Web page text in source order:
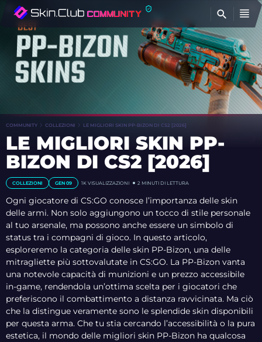
COMMUNITY COLLEZIONI LE MIGLIORI SKIN PP-BIZON DI CS2 [2026]
LE MIGLIORI SKIN PP-
BIZON DI CS2 [2026]
COLLEZIONI GEN 09 1K VISUALIZZAZIONI 2 MINUTI DI LETTURA
Ogni giocatore di CS:GO conosce l’importanza delle skin
delle armi. Non solo aggiungono un tocco di stile personale
al tuo arsenale, ma possono anche essere un simbolo di
status tra i compagni di gioco. In questo articolo,
esploreremo la categoria delle skin PP-Bizon, una delle
mitragliette più sottovalutate in CS:GO. La PP-Bizon vanta
una notevole capacità di munizioni e un prezzo accessibile
in-game, rendendola un’ottima scelta per i giocatori che
preferiscono il combattimento a distanza ravvicinata. Ma ciò
che la distingue veramente sono le splendide skin disponibili
per questa arma. Che tu stia cercando l’accessibilità o la pura
estetica, il mondo delle migliori skin PP-Bizon ha qualcosa